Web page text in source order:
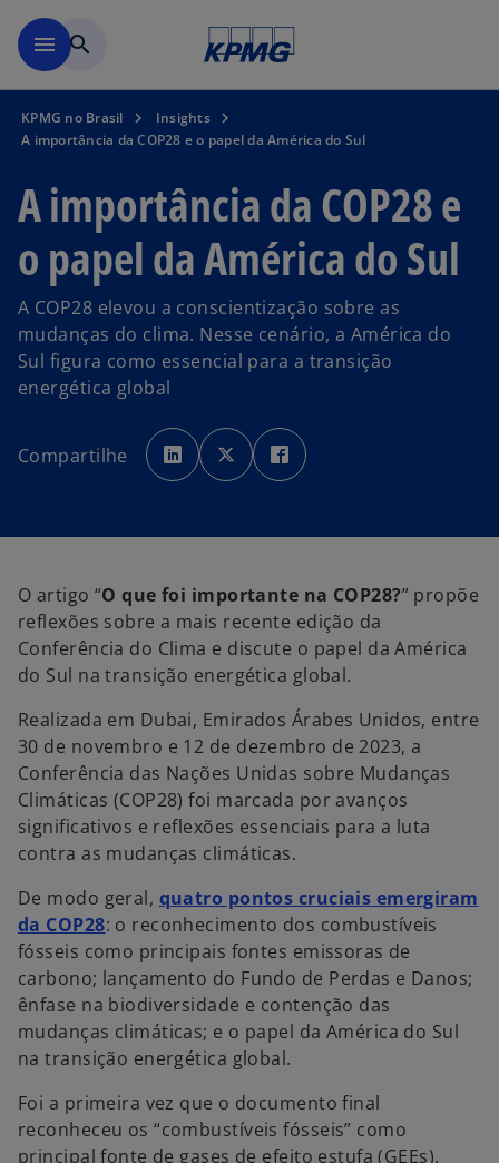
menu search
KPMG no Brasil
Insights
A importância da COP28 e o papel da América do Sul
A importância da COP28 e
o papel da América do Sul
A COP28 elevou a conscientização sobre as
mudanças do clima. Nesse cenário, a América do
Sul figura como essencial para a transição
energética global
Compartilhe
a
b
r
e
a
a
g
u
i
a
a
b
r
e
a
a
g
u
i
a
b
r
a
a
g
u
i
a
O artigo “O que foi importante na COP28?” propõe
reflexões sobre a mais recente edição da
Conferência do Clima e discute o papel da América
do Sul na transição energética global.
Realizada em Dubai, Emirados Árabes Unidos, entre
30 de novembro e 12 de dezembro de 2023, a
Conferência das Nações Unidas sobre Mudanças
Climáticas (COP28) foi marcada por avanços
significativos e reflexões essenciais para a luta
contra as mudanças climáticas.
De modo geral, quatro pontos cruciais emergiram
da COP28a
b
r
e
e
m
m
a
: o reconhecimento dos combustíveis
fósseis como principais fontes emissoras de
carbono; lançamento do Fundo de Perdas e Danos;
ênfase na biodiversidade e contenção das
mudanças climáticas; e o papel da América do Sul
na transição energética global.
Foi a primeira vez que o documento final
reconheceu os “combustíveis fósseis” como
principal fonte de gases de efeito estufa (GEEs).